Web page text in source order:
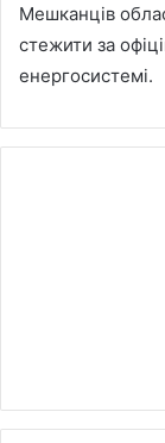
Мешканців
стежити за
енергосистемі.